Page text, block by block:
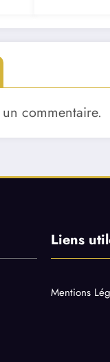
commentaire.
Liens
Mentions